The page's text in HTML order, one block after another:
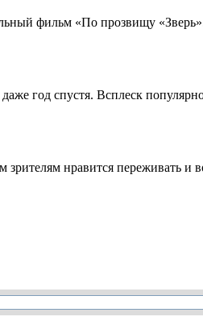
фильм «По прозвищу
год спустя. Всплеск
нравится переживать и